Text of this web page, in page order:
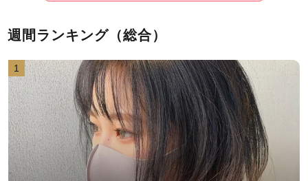
週間ランキング（総合）
1